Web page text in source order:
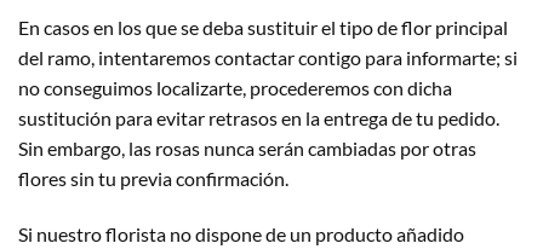
En casos en los que se deba sustituir el tipo de flor principal
del ramo, intentaremos contactar contigo para informarte; si
no conseguimos localizarte, procederemos con dicha
sustitución para evitar retrasos en la entrega de tu pedido.
Sin embargo, las rosas nunca serán cambiadas por otras
flores sin tu previa confirmación.
Si nuestro florista no dispone de un producto añadido